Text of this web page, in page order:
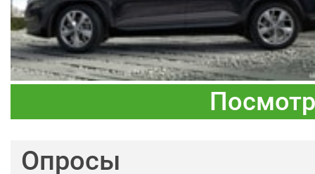
Опросы